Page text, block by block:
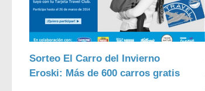
Sorteo El Carro del Invierno
Eroski: Más de 600 carros gratis